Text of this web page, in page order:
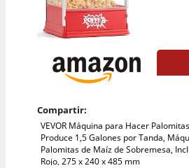
Compartir:
VEVOR Máquina para Hacer
Produce 1,5 Galones por Tanda,
Palomitas de Maíz de Sobremesa,
Rojo, 275 x 240 x 485 mm